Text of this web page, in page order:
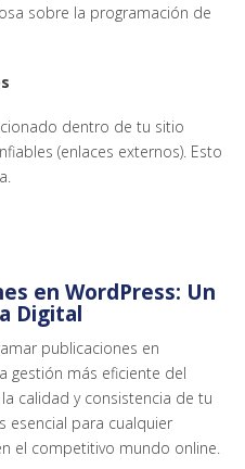
sobre la programación de
dentro de tu sitio
(enlaces externos). Esto
en WordPress: Un
Digital
publicaciones en
gestión más eficiente del
calidad y consistencia de tu
esencial para cualquier
el competitivo mundo online.